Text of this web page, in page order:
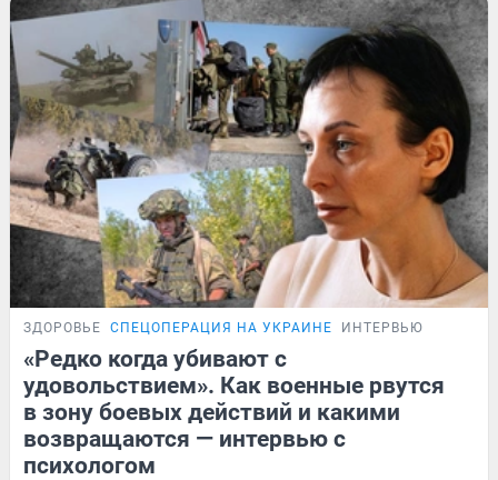
ЗДОРОВЬЕ СПЕЦОПЕРАЦИЯ НА УКРАИНЕ ИНТЕРВЬЮ
«Редко когда убивают с
удовольствием». Как военные рвутся
в зону боевых действий и какими
возвращаются — интервью с
психологом